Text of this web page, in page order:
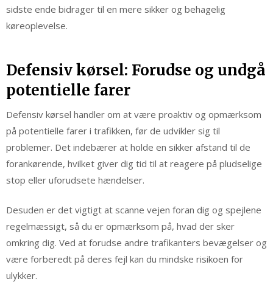
sidste ende bidrager til en mere sikker og behagelig
køreoplevelse.
Defensiv kørsel: Forudse og undgå
potentielle farer
Defensiv kørsel handler om at være proaktiv og opmærksom
på potentielle farer i trafikken, før de udvikler sig til
problemer. Det indebærer at holde en sikker afstand til de
forankørende, hvilket giver dig tid til at reagere på pludselige
stop eller uforudsete hændelser.
Desuden er det vigtigt at scanne vejen foran dig og spejlene
regelmæssigt, så du er opmærksom på, hvad der sker
omkring dig. Ved at forudse andre trafikanters bevægelser og
være forberedt på deres fejl kan du mindske risikoen for
ulykker.